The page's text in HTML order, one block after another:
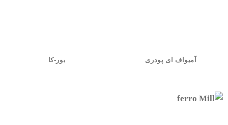
آمیواف ای پودری بور-کا